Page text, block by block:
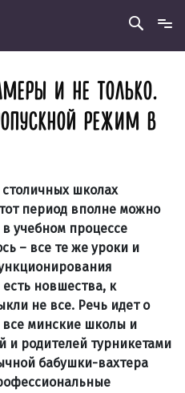
И НЕ ТОЛЬКО.
РЕЖИМ В
школах
период вполне можно
учебном процессе
– все те же уроки и
новшества, к
не все. Речь идет о
все минские школы и
и родителей турникетами
бабушки-вахтера